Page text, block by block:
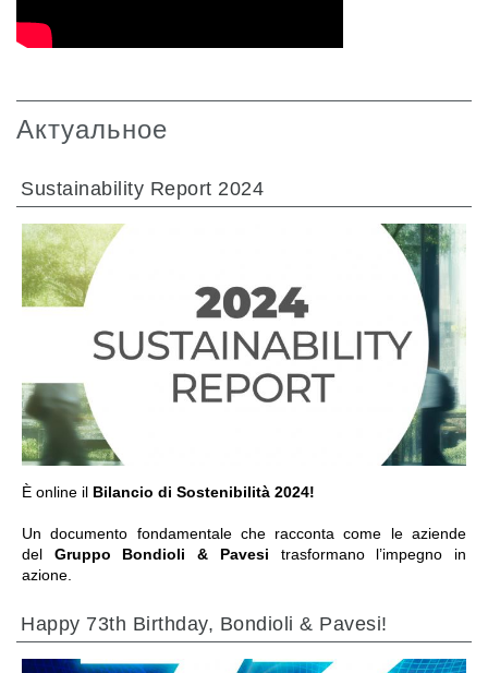
Актуальное
Sustainability Report 2024
È online il Bilancio di Sostenibilità 2024!
Un documento fondamentale che racconta come le aziende
del Gruppo Bondioli & Pavesi trasformano l’impegno in
azione.
ПЕРЕЙТИ В РАЗДЕЛ
Happy 73th Birthday, Bondioli & Pavesi!